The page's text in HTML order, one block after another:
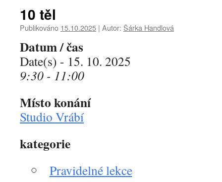
10 těl
Publikováno 15.10.2025 | Autor: Šárka Handlová
Datum / čas
Date(s) - 15. 10. 2025
9:30 - 11:00
Místo konání
Studio Vrábí
kategorie
Pravidelné lekce